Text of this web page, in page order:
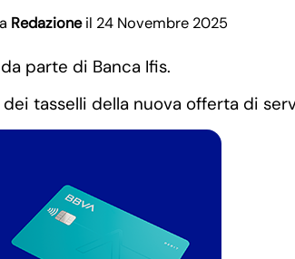
Redazione il 24 Novembre 2025
parte di Banca Ifis.
tasselli della nuova offerta di